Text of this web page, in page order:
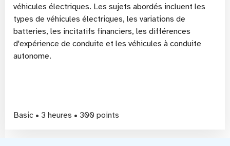
véhicules électriques. Les sujets abordés incluent les
types de véhicules électriques, les variations de
batteries, les incitatifs financiers, les différences
d'expérience de conduite et les véhicules à conduite
autonome.
Basic • 3 heures • 300 points